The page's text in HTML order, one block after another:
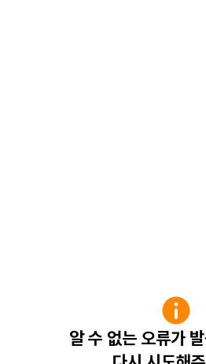
알 수 없는 오류가